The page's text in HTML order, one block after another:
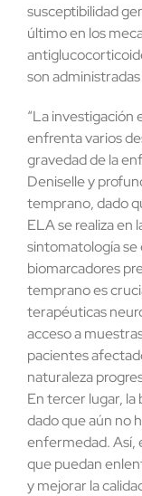
susceptibilidad
último en los
son
“La investigación
enfrenta varios
gravedad de la
Deniselle y
temprano, dado
ELA se realiza en
sintomatología
biomarcadores
temprano es
terapéuticas
acceso a
pacientes
naturaleza
En tercer lugar,
dado que aún no
enfermedad. Así,
que puedan
y mejorar la